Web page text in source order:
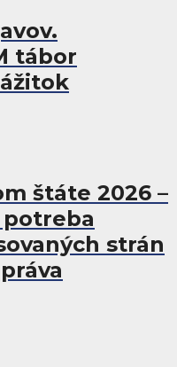
tábor
štáte 2026 –
strán